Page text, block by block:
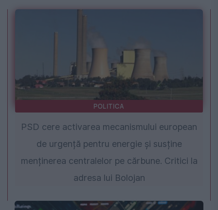
POLITICA
PSD cere activarea mecanismului european
de urgență pentru energie și susține
menținerea centralelor pe cărbune. Critici la
adresa lui Bolojan